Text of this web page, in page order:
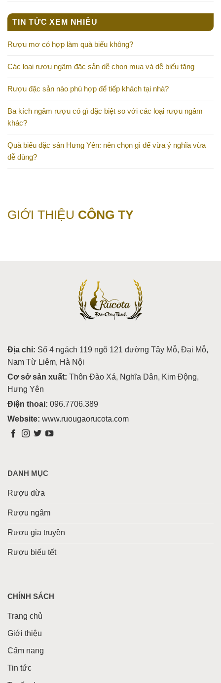
TIN TỨC XEM NHIỀU
Rượu mơ có hợp làm quà biếu không?
Các loại rượu ngâm đặc sản dễ chọn mua và dễ biếu tặng
Rượu đặc sản nào phù hợp để tiếp khách tại nhà?
Ba kích ngâm rượu có gì đặc biệt so với các loại rượu ngâm
khác?
Quà biếu đặc sản Hưng Yên: nên chọn gì để vừa ý nghĩa vừa
dễ dùng?
GIỚI THIỆU CÔNG TY
Địa chỉ: Số 4 ngách 119 ngõ 121 đường Tây Mỗ, Đại Mỗ,
Nam Từ Liêm, Hà Nội
Cơ sở sản xuất: Thôn Đào Xá, Nghĩa Dân, Kim Động,
Hưng Yên
Điện thoai: 096.7706.389
Website: www.ruougaorucota.com
DANH MỤC
Rượu dừa
Rượu ngâm
Rượu gia truyền
Rượu biếu tết
CHÍNH SÁCH
Trang chủ
Giới thiệu
Cẩm nang
Tin tức